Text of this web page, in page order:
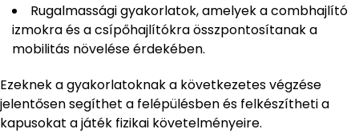
Rugalmassági gyakorlatok, amelyek a combhajlító
izmokra és a csípőhajlítókra összpontosítanak a
mobilitás növelése érdekében.
Ezeknek a gyakorlatoknak a következetes végzése
jelentősen segíthet a felépülésben és felkészítheti a
kapusokat a játék fizikai követelményeire.